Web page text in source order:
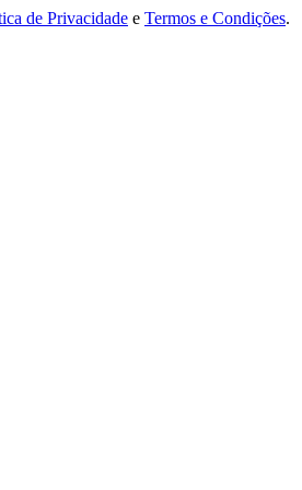
de Privacidade e Termos e Condições.